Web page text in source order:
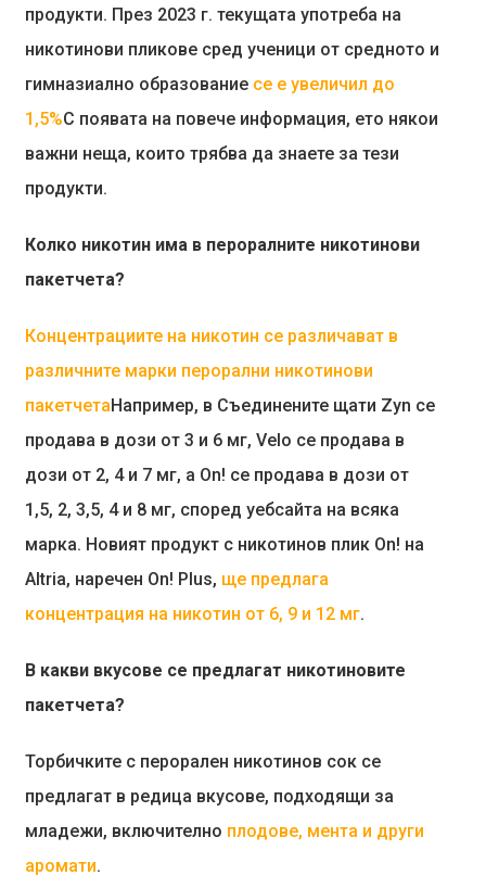
продукти. През 2023 г. текущата употреба на
никотинови пликове сред ученици от средното и
гимназиално образование се е увеличил до
1,5%С появата на повече информация, ето някои
важни неща, които трябва да знаете за тези
продукти.
Колко никотин има в пероралните никотинови
пакетчета?
Концентрациите на никотин се различават в
различните марки перорални никотинови
пакетчета Например, в Съединените щати Zyn се
продава в дози от 3 и 6 мг, Velo се продава в
дози от 2, 4 и 7 мг, а On! се продава в дози от
1,5, 2, 3,5, 4 и 8 мг, според уебсайта на всяка
марка. Новият продукт с никотинов плик On! на
Altria, наречен On! Plus, ще предлага
концентрация на никотин от 6, 9 и 12 мг.
В какви вкусове се предлагат никотиновите
пакетчета?
Торбичките с перорален никотинов сок се
предлагат в редица вкусове, подходящи за
младежи, включително плодове, мента и други
аромати.